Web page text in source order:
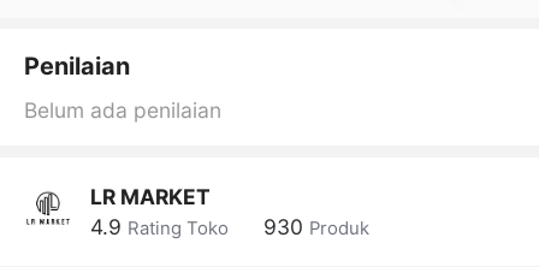
Penilaian
Belum ada penilaian
LR MARKET
4.9 Rating Toko 930 Produk